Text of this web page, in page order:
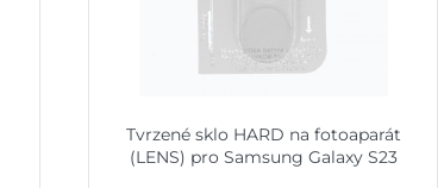
Tvrzené sklo HARD na fotoaparát
(LENS) pro Samsung Galaxy S23